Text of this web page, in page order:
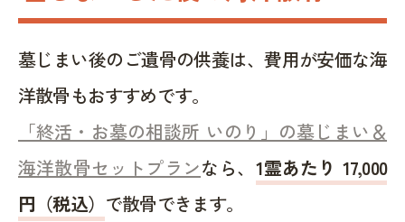
墓じまい後のご遺骨の供養は、費用が安価な海
洋散骨もおすすめです。
「終活・お墓の相談所 いのり」の墓じまい＆
海洋散骨セットプランなら、 1霊あたり 17,000
円（税込） で散骨できます。